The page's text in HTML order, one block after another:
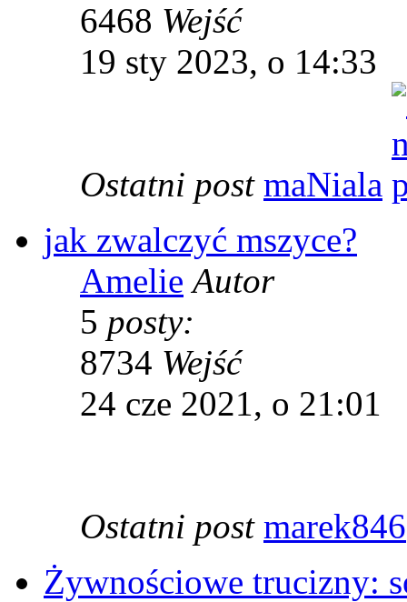
6468 Wejść
19 sty 2023, o 14:33
Ostatni post maNiala
jak zwalczyć mszyce?
Amelie Autor
5 posty:
8734 Wejść
24 cze 2021, o 21:01
Ostatni post marek846
Żywnościowe trucizny: